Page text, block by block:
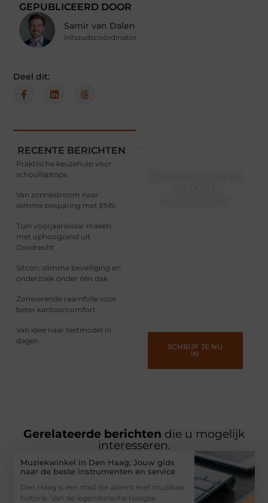
GEPUBLICEERD DOOR
Samir van Dalen
Inhoudscoördinator
Deel dit:
RECENTE BERICHTEN
Praktische keuzehulp voor
schoollaptops
Van zonnestroom naar
slimme besparing met EMS
Tuin voorjaarsklaar maken
met ophoogzand uit
Dordrecht
Sitcon: slimme beveiliging en
onderzoek onder één dak
Zonwerende raamfolie voor
beter kantoorcomfort
Van idee naar testmodel in
dagen
SCHRIJF JE NU
IN
Gerelateerde berichten die u mogelijk
interesseren.
Muziekwinkel in Den Haag: Jouw gids
naar de beste instrumenten en service
Den Haag is een stad die ademt met muzikale
historie. Van de legendarische Haagse